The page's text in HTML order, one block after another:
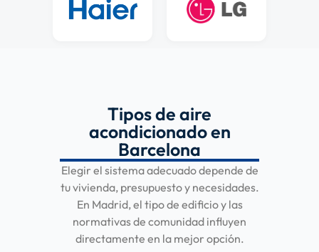
Tipos de aire
acondicionado en
Barcelona
Elegir el sistema adecuado depende de
tu vivienda, presupuesto y necesidades.
En Madrid, el tipo de edificio y las
normativas de comunidad influyen
directamente en la mejor opción.